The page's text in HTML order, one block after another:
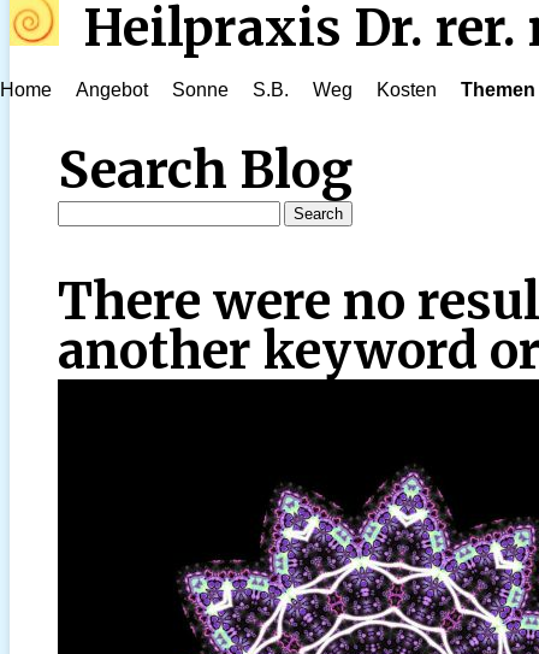
Heilpraxis Dr. rer.
Home Angebot Sonne S.B. Weg Kosten Themen
Search Blog
There were no
another keyword